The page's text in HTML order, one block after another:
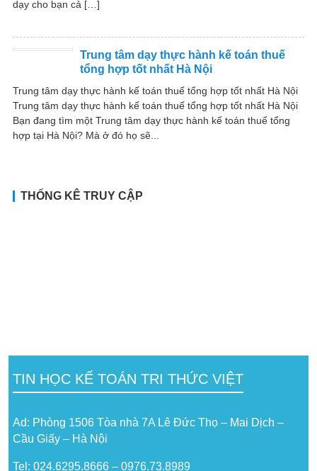
dạy cho bạn cả […]
Trung tâm dạy thực hành kế toán thuế
tổng hợp tốt nhất Hà Nội
Trung tâm dạy thực hành kế toán thuế tổng hợp tốt nhất Hà Nội
Trung tâm dạy thực hành kế toán thuế tổng hợp tốt nhất Hà Nội
Bạn đang tìm một Trung tâm dạy thực hành kế toán thuế tổng
hợp tại Hà Nội? Mà ở đó họ sẽ...
THỐNG KÊ TRUY CẬP
TIN HỌC KẾ TOÁN TRI THỨC VIỆT
Ad: Phòng 1506 Tòa nhà 7A Lê Đức Thọ – Mai Dịch –
Cầu Giấy – Hà Nội
Tel: 024.6295.8666 – 0976.73.8989